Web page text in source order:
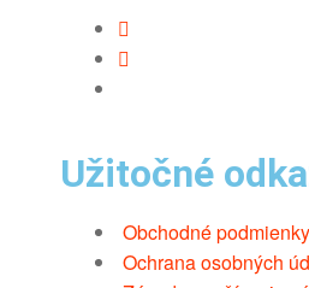
Užitočné
Obchodné podmienky
Ochrana osobných